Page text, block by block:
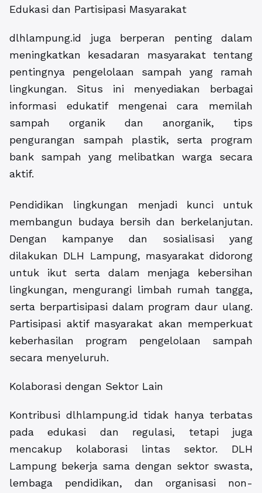
Edukasi dan Partisipasi Masyarakat
dlhlampung.id juga berperan penting dalam
meningkatkan kesadaran masyarakat tentang
pentingnya pengelolaan sampah yang ramah
lingkungan. Situs ini menyediakan berbagai
informasi edukatif mengenai cara memilah
sampah organik dan anorganik, tips
pengurangan sampah plastik, serta program
bank sampah yang melibatkan warga secara
aktif.
Pendidikan lingkungan menjadi kunci untuk
membangun budaya bersih dan berkelanjutan.
Dengan kampanye dan sosialisasi yang
dilakukan DLH Lampung, masyarakat didorong
untuk ikut serta dalam menjaga kebersihan
lingkungan, mengurangi limbah rumah tangga,
serta berpartisipasi dalam program daur ulang.
Partisipasi aktif masyarakat akan memperkuat
keberhasilan program pengelolaan sampah
secara menyeluruh.
Kolaborasi dengan Sektor Lain
Kontribusi dlhlampung.id tidak hanya terbatas
pada edukasi dan regulasi, tetapi juga
mencakup kolaborasi lintas sektor. DLH
Lampung bekerja sama dengan sektor swasta,
lembaga pendidikan, dan organisasi non-